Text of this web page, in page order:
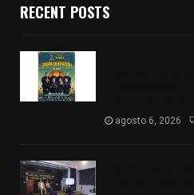
RECENT POSTS
agosto 6, 2026